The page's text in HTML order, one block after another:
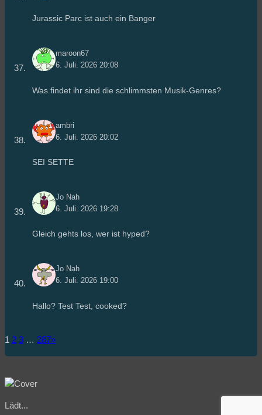
Jurassic Parc ist auch ein Banger
maroon67
6. Juli. 2026 20:08
Was findet ihr sind die schlimmsten Musik-Genres?
ambri
6. Juli. 2026 20:02
SEI SETTE
Jo Nah
6. Juli. 2026 19:28
Gleich gehts los, wer ist hyped?
Jo Nah
6. Juli. 2026 19:00
Hallo? Test Test, cooked?
1 2 3 … 287»
Lädt...